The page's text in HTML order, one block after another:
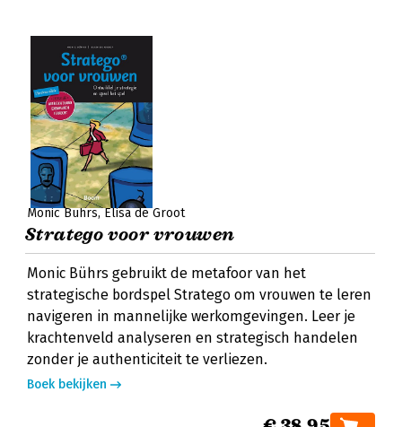
Monic Bührs Elisa de Groot
Stratego voor vrouwen
Monic Bührs gebruikt de metafoor van het
strategische bordspel Stratego om vrouwen te leren
navigeren in mannelijke werkomgevingen. Leer je
krachtenveld analyseren en strategisch handelen
zonder je authenticiteit te verliezen.
Boek bekijken